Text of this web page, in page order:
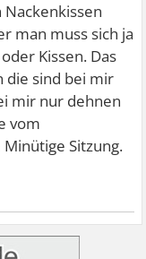
Nackenkissen
man muss sich ja
Kissen. Das
die sind bei mir
mir nur dehnen
vom
Sitzung.